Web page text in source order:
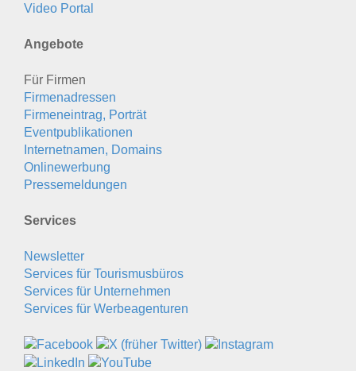
Video Portal
Angebote
Für Firmen
Firmenadressen
Firmeneintrag, Porträt
Eventpublikationen
Internetnamen, Domains
Onlinewerbung
Pressemeldungen
Services
Newsletter
Services für Tourismusbüros
Services für Unternehmen
Services für Werbeagenturen